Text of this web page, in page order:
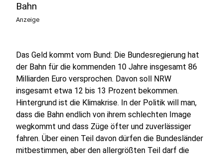
Bahn
Anzeige
Das Geld kommt vom Bund: Die Bundesregierung hat
der Bahn für die kommenden 10 Jahre insgesamt 86
Milliarden Euro versprochen. Davon soll NRW
insgesamt etwa 12 bis 13 Prozent bekommen.
Hintergrund ist die Klimakrise. In der Politik will man,
dass die Bahn endlich von ihrem schlechten Image
wegkommt und dass Züge öfter und zuverlässiger
fahren. Über einen Teil davon dürfen die Bundesländer
mitbestimmen, aber den allergrößten Teil darf die